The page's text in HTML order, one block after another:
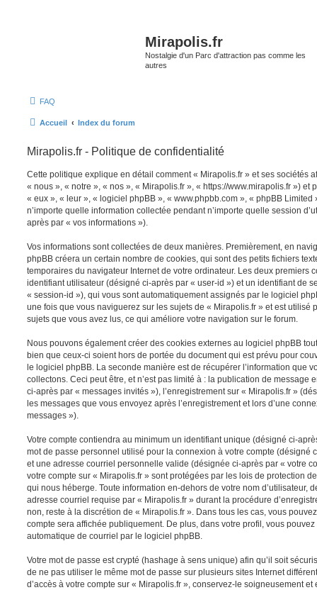
Mirapolis.fr
Nostalgie d'un Parc d'attraction pas comme les
autres
FAQ
Accueil Index du forum
Mirapolis.fr - Politique de confidentialité
Cette politique explique en détail comment « Mirapolis.fr » et ses sociétés
« nous », « notre », « nos », « Mirapolis.fr », « https://www.mirapolis.fr ») et
« eux », « leur », « logiciel phpBB », « www.phpbb.com », « phpBB
n’importe quelle information collectée pendant n’importe quelle session
après par « vos informations »).
Vos informations sont collectées de deux manières. Premièrement, en
phpBB créera un certain nombre de cookies, qui sont des petits fichiers
temporaires du navigateur Internet de votre ordinateur. Les deux premiers
identifiant utilisateur (désigné ci-après par « user-id ») et un identifiant de
« session-id »), qui vous sont automatiquement assignés par le logiciel
une fois que vous naviguerez sur les sujets de « Mirapolis.fr » et est utilisé
sujets que vous avez lus, ce qui améliore votre navigation sur le forum.
Nous pouvons également créer des cookies externes au logiciel phpBB
bien que ceux-ci soient hors de portée du document qui est prévu pour
le logiciel phpBB. La seconde manière est de récupérer l’information que
collectons. Ceci peut être, et n’est pas limité à : la publication de message
ci-après par « messages invités »), l’enregistrement sur « Mirapolis.fr »
les messages que vous envoyez après l’enregistrement et lors d’une
messages »).
Votre compte contiendra au minimum un identifiant unique (désigné ci-
mot de passe personnel utilisé pour la connexion à votre compte (désigné
et une adresse courriel personnelle valide (désignée ci-après par « votre
votre compte sur « Mirapolis.fr » sont protégées par les lois de protection
qui nous héberge. Toute information en-dehors de votre nom d’utilisateur,
adresse courriel requise par « Mirapolis.fr » durant la procédure
non, reste à la discrétion de « Mirapolis.fr ». Dans tous les cas, vous
compte sera affichée publiquement. De plus, dans votre profil, vous
automatique de courriel par le logiciel phpBB.
Votre mot de passe est crypté (hashage à sens unique) afin qu’il soit
de ne pas utiliser le même mot de passe sur plusieurs sites Internet
d’accès à votre compte sur « Mirapolis.fr », conservez-le soigneusement